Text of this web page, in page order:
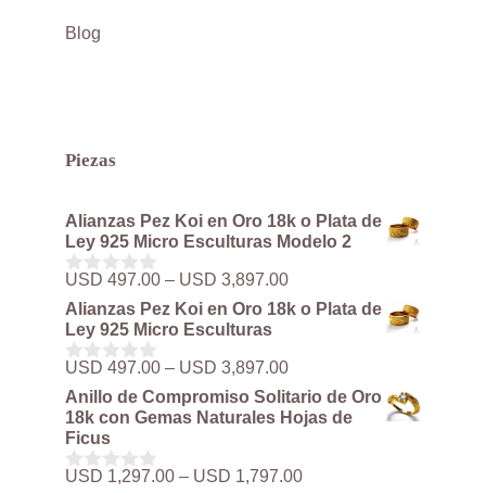
Blog
Piezas
Alianzas Pez Koi en Oro 18k o Plata de
Ley 925 Micro Esculturas Modelo 2
0
d
e
5
USD 497.00 – USD 3,897.00Rango
de
precios:
USD 497.00
USD 3,897.00
Alianzas Pez Koi en Oro 18k o Plata de
Ley 925 Micro Esculturas
0
d
e
5
USD 497.00 – USD 3,897.00Rango
de
precios:
desde
hasta
Anillo de Compromiso Solitario de Oro
18k con Gemas Naturales Hojas de
Ficus
0
USD 1,297.00 – USD 1,797.00Rango